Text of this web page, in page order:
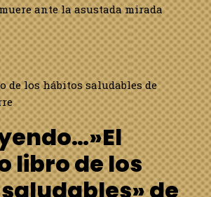
ante la asustada mirada
libro de los
de